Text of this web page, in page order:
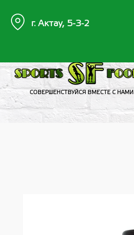
СОВЕРШЕНСТВУЙСЯ ВМЕСТЕ С НАМИ
г. Актау, 5-3-2